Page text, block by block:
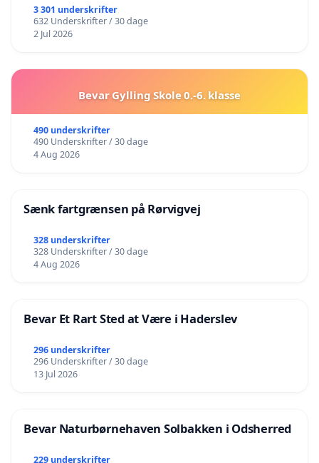
3 301 underskrifter
632 Underskrifter / 30 dage
2 Jul 2026
Bevar Gylling Skole 0.-6. klasse
490 underskrifter
490 Underskrifter / 30 dage
4 Aug 2026
Sænk fartgrænsen på Rørvigvej
328 underskrifter
328 Underskrifter / 30 dage
4 Aug 2026
Bevar Et Rart Sted at Være i Haderslev
296 underskrifter
296 Underskrifter / 30 dage
13 Jul 2026
Bevar Naturbørnehaven Solbakken i Odsherred
229 underskrifter